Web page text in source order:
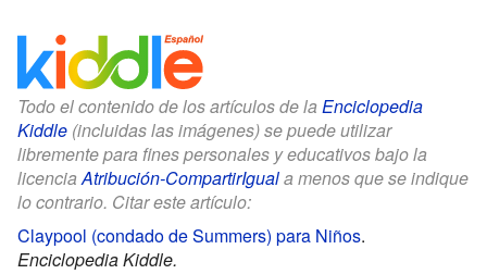
Todo el contenido de los artículos de la Enciclopedia
Kiddle (incluidas las imágenes) se puede utilizar
libremente para fines personales y educativos bajo la
licenciaAtribución-CompartirIguala menos que se indique
lo contrario. Citar este artículo:
Claypool (condado de Summers) para Niños.
Enciclopedia Kiddle.